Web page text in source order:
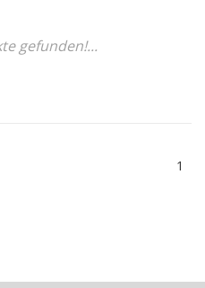
gefunden!...
1